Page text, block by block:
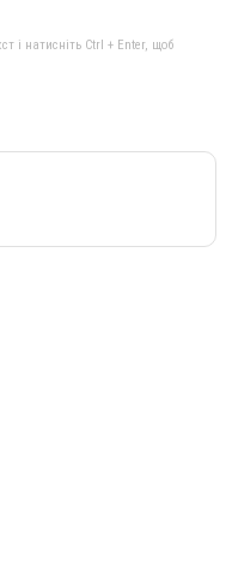
і натисніть Ctrl + Enter, щоб